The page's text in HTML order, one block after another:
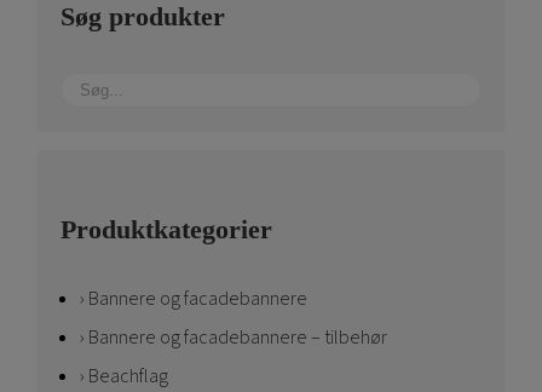
Søg produkter
Produktkategorier
Bannere og facadebannere
Bannere og facadebannere – tilbehør
Beachflag